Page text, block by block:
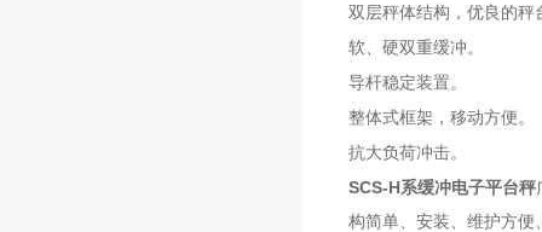
双层秤体结构，优良的秤
软、硬双重缓冲。
导杆稳定装置。
整体式框架，移动方便。
抗大负荷冲击。
SCS-H系缓冲电子平台秤
构简单、安装、维护方